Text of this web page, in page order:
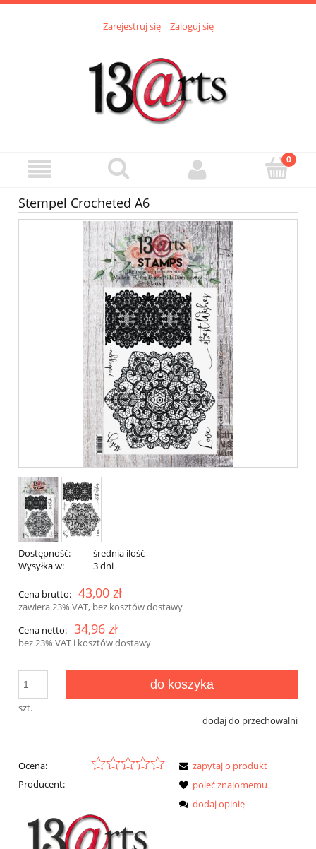
Zarejestruj się Zaloguj się
Stempel Crocheted A6
Dostępność:
średnia ilość
Wysyłka w:
3 dni
Cena brutto: 43,00 zł
zawiera 23% VAT, bez kosztów dostawy
Cena netto: 34,96 zł
bez 23% VAT i kosztów dostawy
szt.
do koszyka
dodaj do przechowalni
Ocena:
Producent:
zapytaj o produkt
poleć znajomemu
dodaj opinię